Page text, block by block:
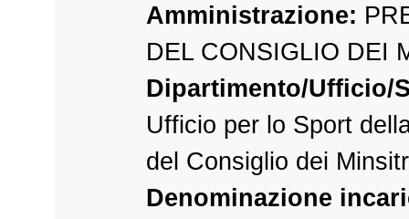
Amministrazione:
DEL CONSIGLIO DEI
Dipartimento/Ufficio/
Ufficio per lo Sport
del Consiglio dei
Denominazione